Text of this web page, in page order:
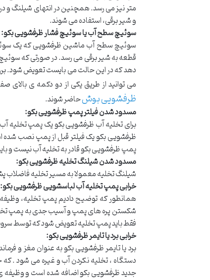
متر نیز می رسد. همچنین در انتهای شیلنگ و
و شیر برقی، استفاده می شوند.
سوئیچ سطح آب یا سوئیچ فشار ظرفشویی بکو:
سوئیچ سطح آب ماشین ظرفشویی که یک سوئیچ
قطعه به شیر برقی می رسد. در صورتی که سوئیچ
دهد که در این حالت می بایست تعویض شود.
می توانید از طریق یکی از دو دکمه ی بالای
ظرفشویی بوشحاضر شوند.
مسدود شدن فیلتر پمپ ظرفشویی بکو:
برای تخلیه آب ظرفشویی بکو یک پمپ تخلیه
ظرفشویی بکو یک فیلتر قبل از پمپ نصب شده
پمپ ظرفشویی بکو قادر به تخلیه آب نیست و باید
مسدود شدن شیلنگ تخلیه ظرفشویی بکو:
شیلنگ تخلیه معمولا به مسیر تخلیه
خرابی پمپ تخلیه آب لباسشویی ظرفشویی بکو:
همانطور که توضیح دادیم پمپ تخلیه، وظیفه
شکستن پره های پمپ و آسیب جدی به پمپ تخلیه
فقط باید پمپ تخلیه تعویض شود که توسط
خرابی برد یا تایمر ظرفشویی بکو:
برد یا تایمر ظرفشویی بکو به عنوان مغز و
دستگاه ، تخلیه نکردن آب و غیره می شود .
جدید ظرفشویی بکو اضافه شده است و وظیفه